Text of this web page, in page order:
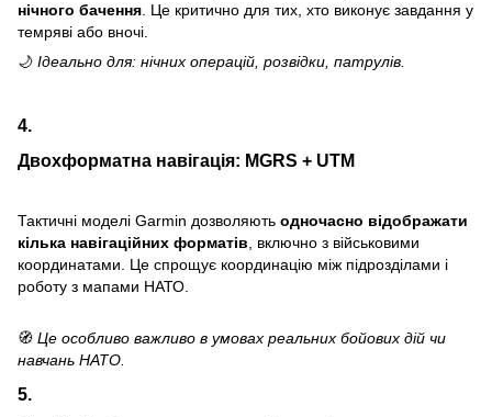
нічного бачення . Це критично для тих, хто виконує завдання у
темряві або вночі.
🌙 Ідеально для: нічних операцій, розвідки, патрулів.
4.
Двохформатна навігація: MGRS + UTM
Тактичні моделі Garmin дозволяють одночасно відображати
кілька навігаційних форматів , включно з військовими
координатами. Це спрощує координацію між підрозділами і
роботу з мапами НАТО.
🧭 Це особливо важливо в умовах реальних бойових дій чи
навчань НАТО.
5.